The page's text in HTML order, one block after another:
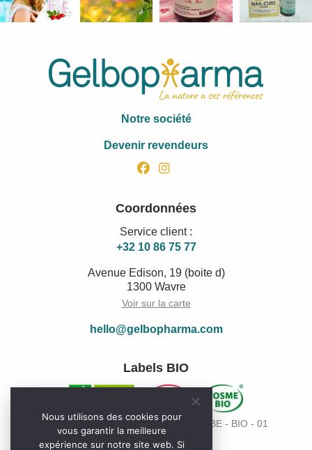
Notre société
Devenir revendeurs
facebookinstagram
Coordonnées
Service client :
+32 10 86 75 77
Avenue Edison, 19 (boite d)
1300 Wavre
Voir sur la carte
hello@gelbopharma.com
Labels BIO
Code de l’organisme de contrôle Bio: BE - BIO - 01
Nous utilisons des cookies pour
vous garantir la meilleure
expérience sur notre site web. Si